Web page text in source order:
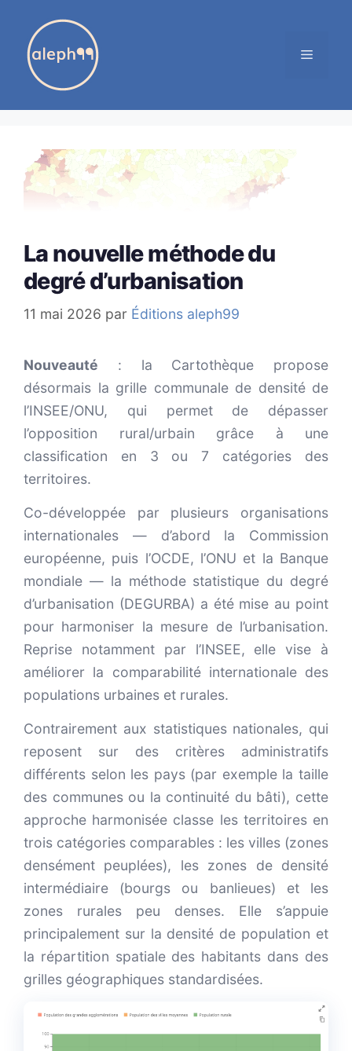
contenu
MENU
La nouvelle méthode du
degré d’urbanisation
11 mai 2026 par Éditions aleph99
Nouveauté : la Cartothèque propose
désormais la grille communale de densité de
l’INSEE/ONU, qui permet de dépasser
l’opposition rural/urbain grâce à une
classification en 3 ou 7 catégories des
territoires.
Co-développée par plusieurs organisations
internationales — d’abord la Commission
européenne, puis l’OCDE, l’ONU et la Banque
mondiale — la méthode statistique du degré
d’urbanisation (DEGURBA) a été mise au point
pour harmoniser la mesure de l’urbanisation.
Reprise notamment par l’INSEE, elle vise à
améliorer la comparabilité internationale des
populations urbaines et rurales.
Contrairement aux statistiques nationales, qui
reposent sur des critères administratifs
différents selon les pays (par exemple la taille
des communes ou la continuité du bâti), cette
approche harmonisée classe les territoires en
trois catégories comparables : les villes (zones
densément peuplées), les zones de densité
intermédiaire (bourgs ou banlieues) et les
zones rurales peu denses. Elle s’appuie
principalement sur la densité de population et
la répartition spatiale des habitants dans des
grilles géographiques standardisées.